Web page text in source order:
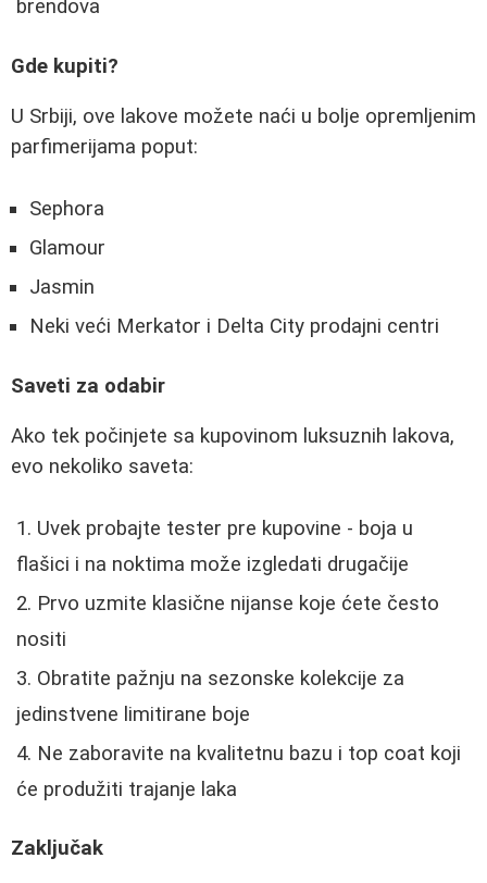
brendova
Gde kupiti?
U Srbiji, ove lakove možete naći u bolje opremljenim
parfimerijama poput:
Sephora
Glamour
Jasmin
Neki veći Merkator i Delta City prodajni centri
Saveti za odabir
Ako tek počinjete sa kupovinom luksuznih lakova,
evo nekoliko saveta:
Uvek probajte tester pre kupovine - boja u
flašici i na noktima može izgledati drugačije
Prvo uzmite klasične nijanse koje ćete često
nositi
Obratite pažnju na sezonske kolekcije za
jedinstvene limitirane boje
Ne zaboravite na kvalitetnu bazu i top coat koji
će produžiti trajanje laka
Zaključak